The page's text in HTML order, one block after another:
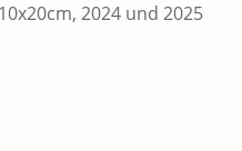
2024 und 2025